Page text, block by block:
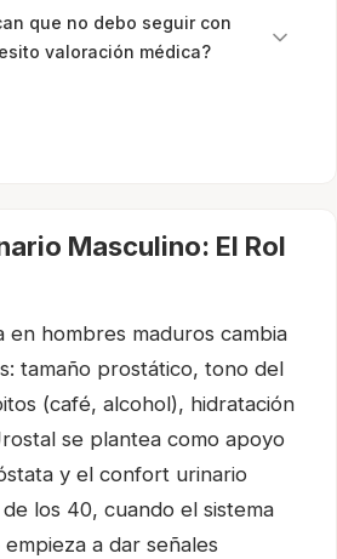
que no debo seguir con
valoración médica?
Masculino: El Rol
en hombres maduros cambia
tamaño prostático, tono del
(café, alcohol), hidratación
se plantea como apoyo
y el confort urinario
los 40, cuando el sistema
a dar señales